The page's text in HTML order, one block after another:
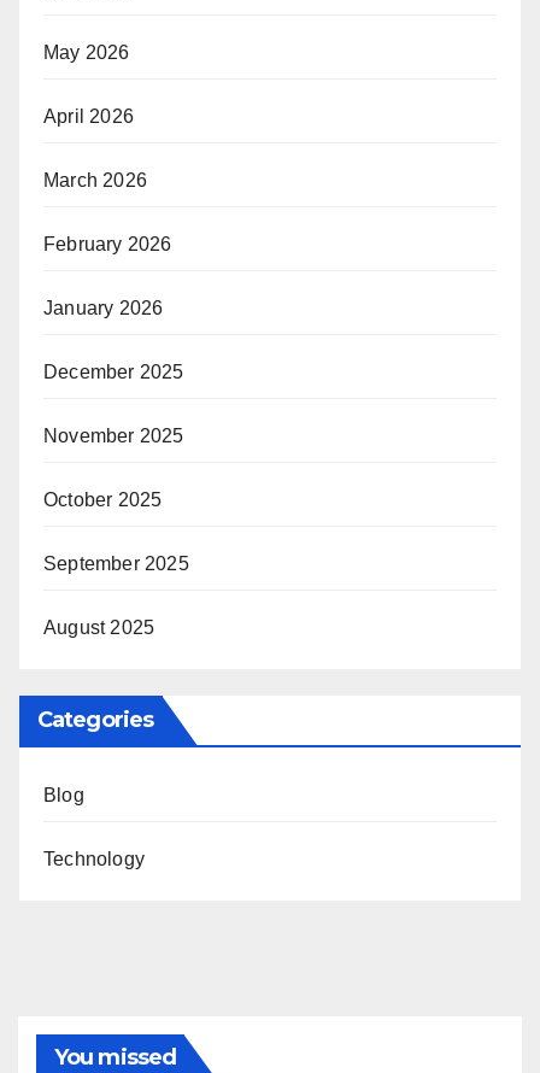
May 2026
April 2026
March 2026
February 2026
January 2026
December 2025
November 2025
October 2025
September 2025
August 2025
Categories
Blog
Technology
You missed